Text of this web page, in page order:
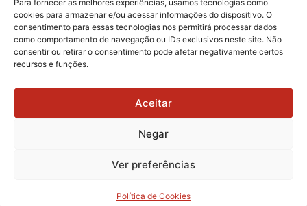
Para fornecer as melhores experiências, usamos tecnologias como
cookies para armazenar e/ou acessar informações do dispositivo. O
consentimento para essas tecnologias nos permitirá processar dados
como comportamento de navegação ou IDs exclusivos neste site. Não
consentir ou retirar o consentimento pode afetar negativamente certos
recursos e funções.
Aceitar
Negar
Ver preferências
Política de Cookies
INSCREVER
© 2025 Matãonet -Todos os direitos reservados.